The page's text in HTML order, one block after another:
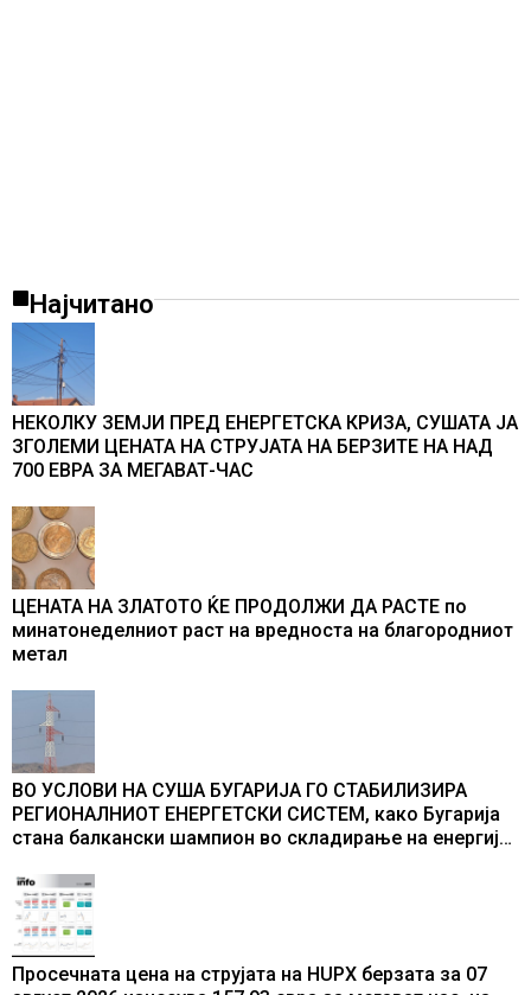
Најчитано
НЕКОЛКУ ЗЕМЈИ ПРЕД ЕНЕРГЕТСКА КРИЗА, СУШАТА ЈА
ЗГОЛЕМИ ЦЕНАТА НА СТРУЈАТА НА БЕРЗИТЕ НА НАД
700 ЕВРА ЗА МЕГАВАТ-ЧАС
ЦЕНАТА НА ЗЛАТОТО ЌЕ ПРОДОЛЖИ ДА РАСТЕ по
минатонеделниот раст на вредноста на благородниот
метал
ВО УСЛОВИ НА СУША БУГАРИЈА ГО СТАБИЛИЗИРА
РЕГИОНАЛНИОТ ЕНЕРГЕТСКИ СИСТЕМ, како Бугарија
стана балкански шампион во складирање на енергија
Просечната цена на струјата на HUPX берзата за 07